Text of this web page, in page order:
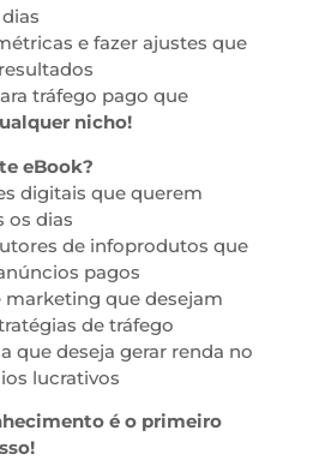
e fazer ajustes que
tráfego pago que
nicho!
eBook?
digitais que querem
os dias
de infoprodutos que
pagos
que desejam
de tráfego
que deseja gerar renda no
lucrativos
é o primeiro